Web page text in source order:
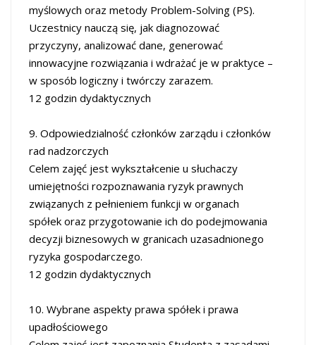
myślowych oraz metody Problem-Solving (PS).
Uczestnicy nauczą się, jak diagnozować
przyczyny, analizować dane, generować
innowacyjne rozwiązania i wdrażać je w praktyce –
w sposób logiczny i twórczy zarazem.
12 godzin dydaktycznych
9. Odpowiedzialność członków zarządu i członków
rad nadzorczych
Celem zajęć jest wykształcenie u słuchaczy
umiejętności rozpoznawania ryzyk prawnych
związanych z pełnieniem funkcji w organach
spółek oraz przygotowanie ich do podejmowania
decyzji biznesowych w granicach uzasadnionego
ryzyka gospodarczego.
12 godzin dydaktycznych
10. Wybrane aspekty prawa spółek i prawa
upadłościowego